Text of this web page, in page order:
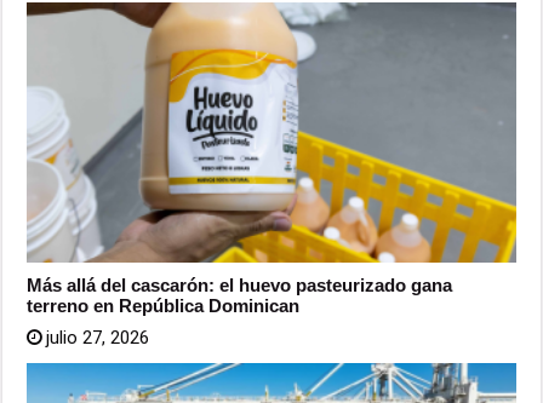
Más allá del cascarón: el huevo pasteurizado gana
terreno en República Dominican
julio 27, 2026